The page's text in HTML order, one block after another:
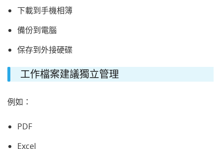
下載到手機相簿
備份到電腦
保存到外接硬碟
工作檔案建議獨立管理
例如：
PDF
Excel